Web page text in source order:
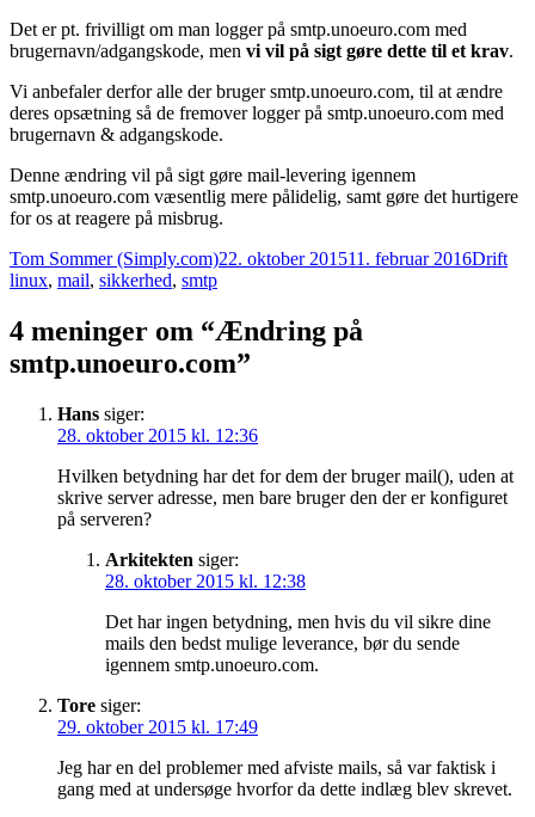
Det er pt. frivilligt om man logger på smtp.unoeuro.com med
brugernavn/adgangskode, men vi vil på sigt gøre dette til et krav.
Vi anbefaler derfor alle der bruger smtp.unoeuro.com, til at ændre
deres opsætning så de fremover logger på smtp.unoeuro.com med
brugernavn & adgangskode.
Denne ændring vil på sigt gøre mail-levering igennem
smtp.unoeuro.com væsentlig mere pålidelig, samt gøre det hurtigere
for os at reagere på misbrug.
Forfatter
Tom Sommer (Simply.com)Udgivet
22. oktober 201511. februar 2016Drift
linux, mail, sikkerhed, smtp
4 meninger om “Ændring på
smtp.unoeuro.com”
Hans siger:
28. oktober 2015 kl. 12:36
Hvilken betydning har det for dem der bruger mail(), uden at
skrive server adresse, men bare bruger den der er konfiguret
på serveren?
Arkitekten siger:
28. oktober 2015 kl. 12:38
Det har ingen betydning, men hvis du vil sikre dine
mails den bedst mulige leverance, bør du sende
igennem smtp.unoeuro.com.
Tore siger:
29. oktober 2015 kl. 17:49
Jeg har en del problemer med afviste mails, så var faktisk i
gang med at undersøge hvorfor da dette indlæg blev skrevet.